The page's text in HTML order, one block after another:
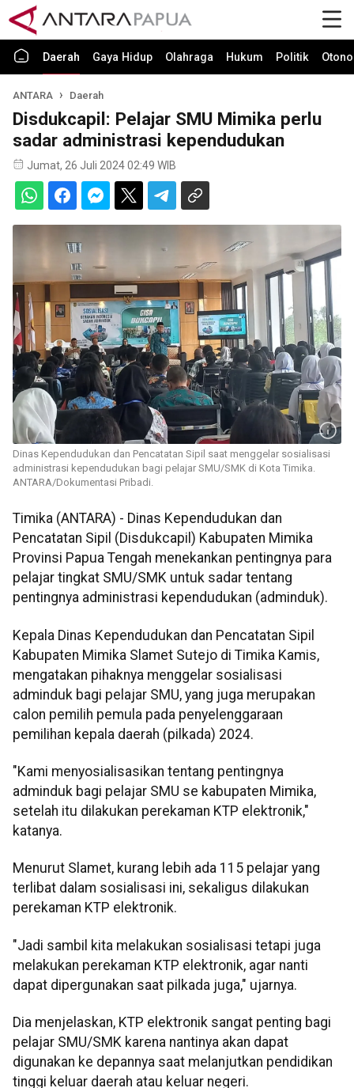
Daerah Gaya Hidup Olahraga Hukum Politik
ANTARA Daerah
Disdukcapil: Pelajar SMU Mimika perlu
sadar administrasi kependudukan
Jumat, 26 Juli 2024 02:49 WIB
Dinas Kependudukan dan Pencatatan Sipil saat menggelar sosialisasi
administrasi kependudukan bagi pelajar SMU/SMK di Kota Timika.
ANTARA/Dokumentasi Pribadi.
Timika (ANTARA) - Dinas Kependudukan dan
Pencatatan Sipil (Disdukcapil) Kabupaten Mimika
Provinsi Papua Tengah menekankan pentingnya para
pelajar tingkat SMU/SMK untuk sadar tentang
pentingnya administrasi kependudukan (adminduk).
Kepala Dinas Kependudukan dan Pencatatan Sipil
Kabupaten Mimika Slamet Sutejo di Timika Kamis,
mengatakan pihaknya menggelar sosialisasi
adminduk bagi pelajar SMU, yang juga merupakan
calon pemilih pemula pada penyelenggaraan
pemilihan kepala daerah (pilkada) 2024.
"Kami menyosialisasikan tentang pentingnya
adminduk bagi pelajar SMU se kabupaten Mimika,
setelah itu dilakukan perekaman KTP elektronik,"
katanya.
Menurut Slamet, kurang lebih ada 115 pelajar yang
terlibat dalam sosialisasi ini, sekaligus dilakukan
perekaman KTP elektronik.
"Jadi sambil kita melakukan sosialisasi tetapi juga
melakukan perekaman KTP elektronik, agar nanti
dapat dipergunakan saat pilkada juga," ujarnya.
Dia menjelaskan, KTP elektronik sangat penting bagi
pelajar SMU/SMK karena nantinya akan dapat
digunakan ke depannya saat melanjutkan pendidikan
tinggi keluar daerah atau keluar negeri.